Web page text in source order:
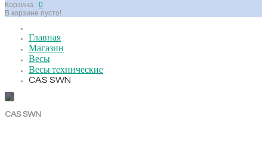
Корзина : 0
В корзине пусто!
Главная
Магазин
Весы
Весы технические
CAS SWN
CAS SWN